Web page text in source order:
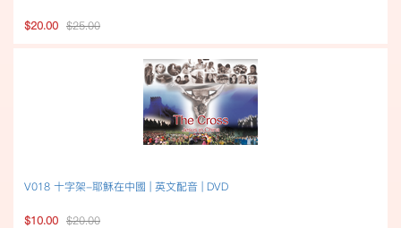
$20.00 $25.00
V018 十字架-耶穌在中國 | 英文配音 | DVD
$10.00 $20.00